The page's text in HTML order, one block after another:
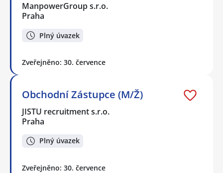
ManpowerGroup s.r.o.
Praha
Plný úvazek
Zveřejněno: 30. července
Obchodní Zástupce (M/Ž)
JISTU recruitment s.r.o.
Praha
Plný úvazek
Zveřejněno: 30. července